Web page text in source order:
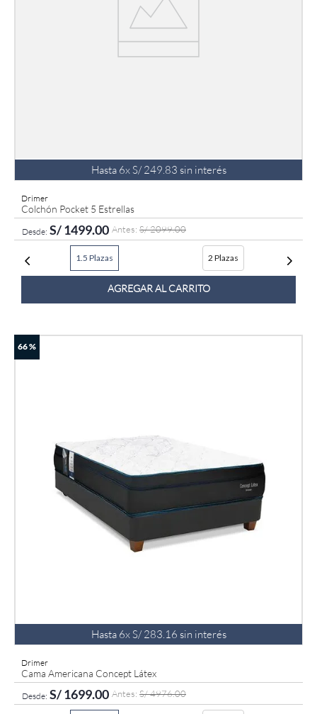
Hasta 6xS/ 249 83 sin interés
Drimer
Colchón Pocket 5 Estrellas
S/1499.00 S/2099.00
1.5 Plazas 2 Plazas
AGREGAR AL CARRITO
66 %
Hasta 6xS/ 283 16 sin interés
Drimer
Cama Americana Concept Látex
S/1699.00 S/4976.00